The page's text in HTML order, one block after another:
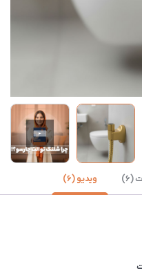
(6) ویدیو (6)